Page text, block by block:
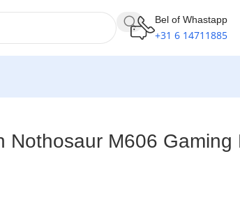
Bel of Whastapp
+31 6 14711885
Nothosaur M606 Gaming